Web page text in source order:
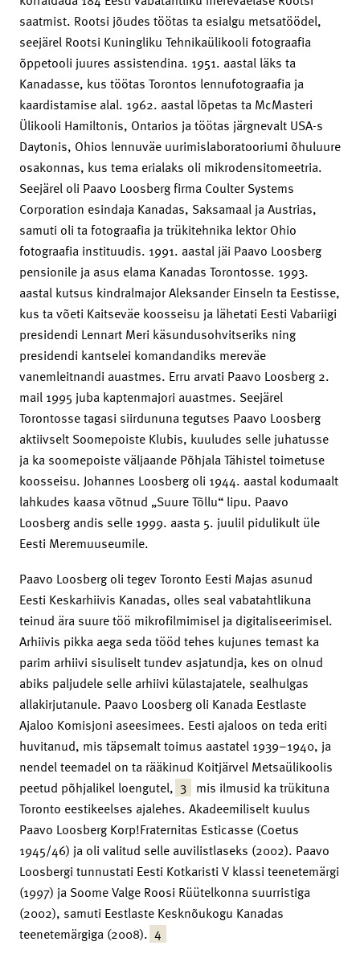
saatmist. Rootsi jõudes töötas ta esialgu metsatöödel,
seejärel Rootsi Kuningliku Tehnikaülikooli fotograafia
õppetooli juures assistendina. 1951. aastal läks ta
Kanadasse, kus töötas Torontos lennufotograafia ja
kaardistamise alal. 1962. aastal lõpetas ta McMasteri
Ülikooli Hamiltonis, Ontarios ja töötas järgnevalt USA-s
Daytonis, Ohios lennuväe uurimislaboratooriumi õhuluure
osakonnas, kus tema erialaks oli mikrodensitomeetria.
Seejärel oli Paavo Loosberg firma Coulter Systems
Corporation esindaja Kanadas, Saksamaal ja Austrias,
samuti oli ta fotograafia ja trükitehnika lektor Ohio
fotograafia instituudis. 1991. aastal jäi Paavo Loosberg
pensionile ja asus elama Kanadas Torontosse. 1993.
aastal kutsus kindralmajor Aleksander Einseln ta Eestisse,
kus ta võeti Kaitseväe koosseisu ja lähetati Eesti Vabariigi
presidendi Lennart Meri käsundusohvitseriks ning
presidendi kantselei komandandiks mereväe
vanemleitnandi auastmes. Erru arvati Paavo Loosberg 2.
mail 1995 juba kaptenmajori auastmes. Seejärel
Torontosse tagasi siirdununa tegutses Paavo Loosberg
aktiivselt Soomepoiste Klubis, kuuludes selle juhatusse
ja ka soomepoiste väljaande Põhjala Tähistel toimetuse
koosseisu. Johannes Loosberg oli 1944. aastal kodumaalt
lahkudes kaasa võtnud „Suure Tõllu“ lipu. Paavo
Loosberg andis selle 1999. aasta 5. juulil pidulikult üle
Eesti Meremuuseumile.
Paavo Loosberg oli tegev Toronto Eesti Majas asunud
Eesti Keskarhiivis Kanadas, olles seal vabatahtlikuna
teinud ära suure töö mikrofilmimisel ja digitaliseerimisel.
Arhiivis pikka aega seda tööd tehes kujunes temast ka
parim arhiivi sisuliselt tundev asjatundja, kes on olnud
abiks paljudele selle arhiivi külastajatele, sealhulgas
allakirjutanule. Paavo Loosberg oli Kanada Eestlaste
Ajaloo Komisjoni aseesimees. Eesti ajaloos on teda eriti
huvitanud, mis täpsemalt toimus aastatel 1939–1940, ja
nendel teemadel on ta rääkinud Koitjärvel Metsaülikoolis
peetud põhjalikel loengutel, 3 mis ilmusid ka trükituna
Toronto eestikeelses ajalehes. Akadeemiliselt kuulus
Paavo Loosberg Korp!Fraternitas Esticasse (Coetus
1945/46) ja oli valitud selle auvilistlaseks (2002). Paavo
Loosbergi tunnustati Eesti Kotkaristi V klassi teenetemärgi
(1997) ja Soome Valge Roosi Rüütelkonna suurristiga
(2002), samuti Eestlaste Kesknõukogu Kanadas
teenetemärgiga (2008). 4